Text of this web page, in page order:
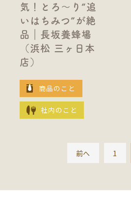
気！とろ～り“追
いはちみつ”が絶
品｜長坂養蜂場
（浜松 三ヶ日本
店）
商品のこと
社内のこと
前へ 1